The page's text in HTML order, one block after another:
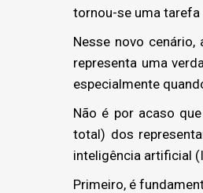
tornou-se uma tarefa
Nesse novo
representa uma
especialmente
Não é por acaso
total) dos
inteligência artificial
Primeiro, é